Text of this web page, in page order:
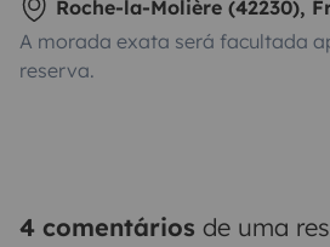
Roche-la-Molière (42230),
A morada exata será facultada
reserva.
4 comentários de uma